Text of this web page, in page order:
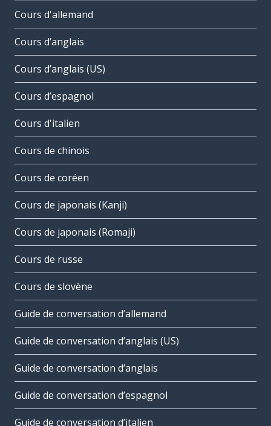
Cours d'allemand
Cours d’anglais
Cours d’anglais (US)
Cours d’espagnol
Cours d'italien
Cours de chinois
Cours de coréen
Cours de japonais (Kanji)
Cours de japonais (Romaji)
Cours de russe
Cours de slovène
Guide de conversation d’allemand
Guide de conversation d’anglais (US)
Guide de conversation d’anglais
Guide de conversation d’espagnol
Guide de conversation d’italien